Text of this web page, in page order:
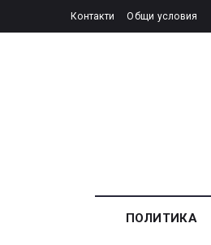
Контакти Общи условия
ПОЛИТИКА